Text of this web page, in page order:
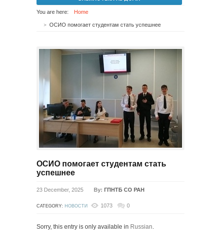
You are here: Home
ОСИО помогает студентам стать успешнее
ОСИО помогает студентам стать
успешнее
23 December, 2025 By: ГПНТБ СО РАН
CATEGORY: НОВОСТИ 1073 0
Sorry, this entry is only available in Russian.